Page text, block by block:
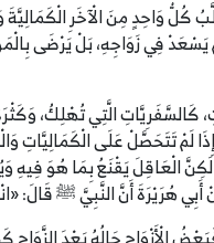
كُلُّ وَاحِدٍ مِنَ الْآخَرِ
فِي زَوَاجِهِ، بَلْ يَرْضَى
كَالسَّفَرِيَّاتِ الَّتِي تُهْلِكُ،
إِذَا لَمْ تَتَحَصَّلْ عَلَى
الْعَاقِلَ يَقْنَعُ بِمَا هُوَ